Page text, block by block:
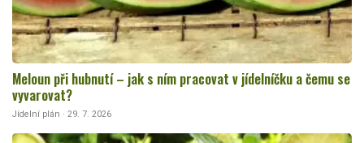
Meloun při hubnutí – jak s ním pracovat v jídelníčku a čemu se
vyvarovat?
Jídelní plán · 29. 7. 2026